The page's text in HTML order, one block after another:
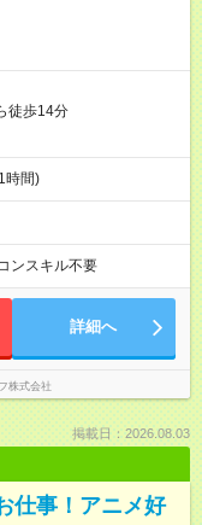
徒歩14分
時間)
ンスキル不要
詳細へ
株式会社
掲載日：2026.08.03
仕事！アニメ好